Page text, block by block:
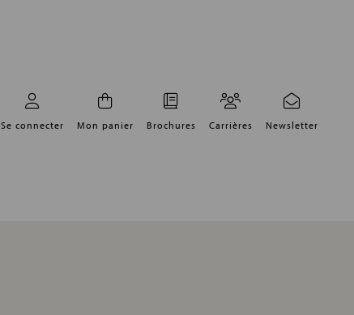
Se connecter Mon panier Brochures Carrières Newsletter